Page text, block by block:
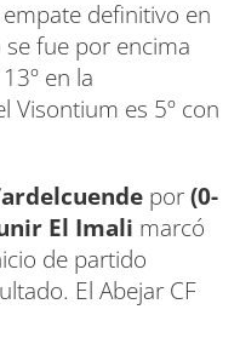
definitivo en
fue por encima
en la
Visontium es 5º con
por(0-
El Imali marcó
de partido
El Abejar CF